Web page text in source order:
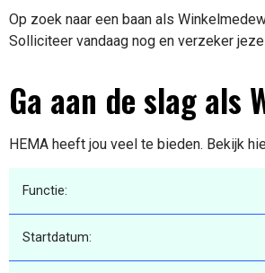
Op zoek naar een baan als
Solliciteer vandaag nog en verzeker
Ga aan de slag als
HEMA heeft jou veel te bieden. Bekijk
Functie:
Startdatum: